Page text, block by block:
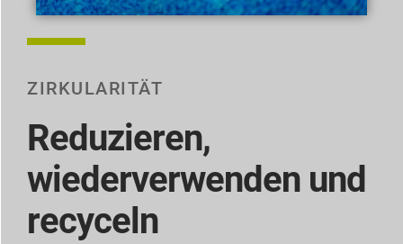
ZIRKULARITÄT
Reduzieren,
wiederverwenden und
recyceln